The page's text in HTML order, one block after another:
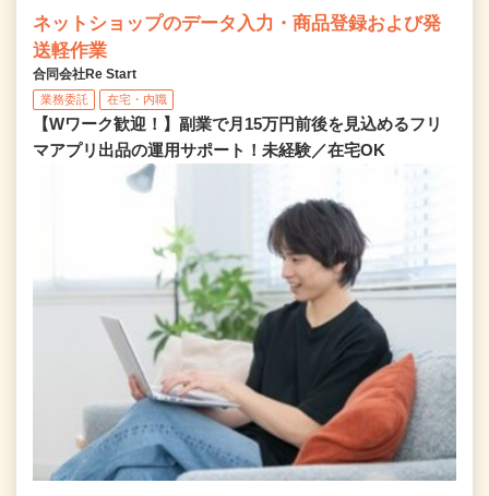
ネットショップのデータ入力・商品登録および発
送軽作業
合同会社Re Start
業務委託 在宅・内職
【Wワーク歓迎！】副業で月15万円前後を見込めるフリ
マアプリ出品の運用サポート！未経験／在宅OK